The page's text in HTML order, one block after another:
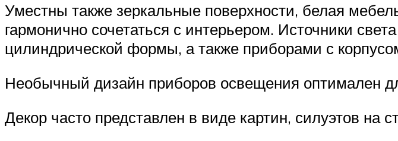
Уместны также зеркальные поверхности, белая
гармонично сочетаться с интерьером. Источники
цилиндрической формы, а также приборами с
Необычный дизайн приборов освещения оптимален
Декор часто представлен в виде картин, силуэтов на